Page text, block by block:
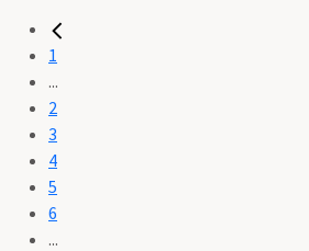
1
...
2
3
4
5
6
...